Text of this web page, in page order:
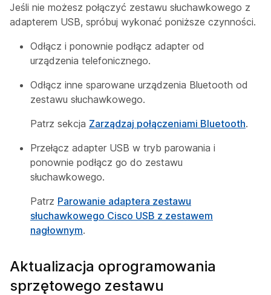
Jeśli nie możesz połączyć zestawu słuchawkowego z
adapterem USB, spróbuj wykonać poniższe czynności.
Odłącz i ponownie podłącz adapter od
urządzenia telefonicznego.
Odłącz inne sparowane urządzenia Bluetooth od
zestawu słuchawkowego.
Patrz sekcja Zarządzaj połączeniami Bluetooth.
Przełącz adapter USB w tryb parowania i
ponownie podłącz go do zestawu
słuchawkowego.
Patrz Parowanie adaptera zestawu
słuchawkowego Cisco USB z zestawem
nagłownym.
Aktualizacja oprogramowania
sprzętowego zestawu